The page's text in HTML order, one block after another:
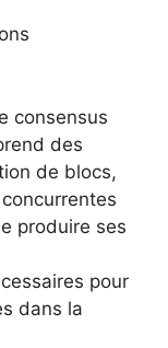
consensus
des
de blocs,
produire ses
pour
dans la